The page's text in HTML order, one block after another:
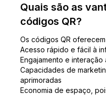
Quais são as
códigos QR?
Os códigos QR
Acesso rápido e fácil à
Engajamento e interação
Capacidades de
aprimoradas
Economia de espaço,